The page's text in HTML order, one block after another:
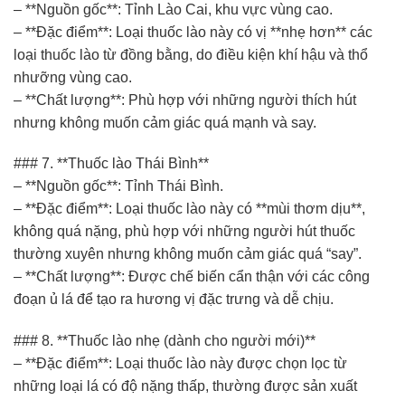
– **Nguồn gốc**: Tỉnh Lào Cai, khu vực vùng cao.
– **Đặc điểm**: Loại thuốc lào này có vị **nhẹ hơn** các
loại thuốc lào từ đồng bằng, do điều kiện khí hậu và thổ
nhưỡng vùng cao.
– **Chất lượng**: Phù hợp với những người thích hút
nhưng không muốn cảm giác quá mạnh và say.
### 7. **Thuốc lào Thái Bình**
– **Nguồn gốc**: Tỉnh Thái Bình.
– **Đặc điểm**: Loại thuốc lào này có **mùi thơm dịu**,
không quá nặng, phù hợp với những người hút thuốc
thường xuyên nhưng không muốn cảm giác quá “say”.
– **Chất lượng**: Được chế biến cẩn thận với các công
đoạn ủ lá để tạo ra hương vị đặc trưng và dễ chịu.
### 8. **Thuốc lào nhẹ (dành cho người mới)**
– **Đặc điểm**: Loại thuốc lào này được chọn lọc từ
những loại lá có độ nặng thấp, thường được sản xuất